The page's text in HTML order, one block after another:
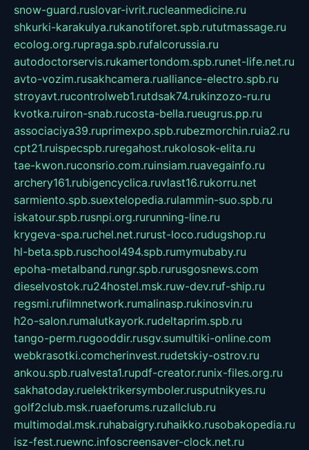
snow-guard.ruslovar-ivrit.rucleanmedicine.ru
shkurki-karakulya.rukanotiforet.spb.rututmassage.ru
ecolog.org.rupraga.spb.rufalcorussia.ru
autodoctorservis.rukamertondom.spb.runet-life.net.ru
avto-vozim.rusakhcamera.rualliance-electro.spb.ru
stroyavt.rucontrolweb1.rutdsak74.rukinzozo-ru.ru
kvotka.ruiron-snab.rucosta-bella.rueugrus.pp.ru
associaciya39.ruprimexpo.spb.rubezmorchin.ruia2.ru
cpt21.ruispecspb.ruregahost.rukolosok-elita.ru
tae-kwon.ruconsrio.com.ruinsiam.ruavegainfo.ru
archery161.rubigencyclica.ruvlast16.rukorru.net
sarmiento.spb.suextelopedia.rulammin-suo.spb.ru
iskatour.spb.rusnpi.org.rurunning-line.ru
krygeva-spa.ruchel.net.rurust-loco.rudugshop.ru
hl-beta.spb.ruschool494.spb.rumymubaby.ru
epoha-metalband.rungr.spb.rurusgosnews.com
dieselvostok.ru24hostel.msk.ruw-dev.ruf-ship.ru
regsmi.rufilmnetwork.rumalinasp.rukinosvin.ru
h2o-salon.rumalutkayork.rudeltaprim.spb.ru
tango-perm.rugooddir.rusgv.sumultiki-online.com
webkrasotki.comcherinvest.rudetskiy-ostrov.ru
ankou.spb.rualvesta1.rupdf-creator.runix-files.org.ru
sakhatoday.ruelektrikersymboler.rusputnikyes.ru
golf2club.msk.ruaeforums.ruzallclub.ru
multimodal.msk.ruhabaigry.ruhaikko.rusobakopedia.ru
isz-fest.ruewnc.infoscreensaver-clock.net.ru